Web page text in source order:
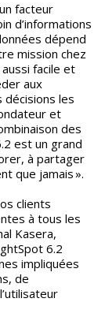
facteur
d’informations
dépend
mission chez
facile et
aux
les
et
des
est un grand
à partager
que jamais ».
clients
à tous les
Kasera,
6.2
impliquées
de